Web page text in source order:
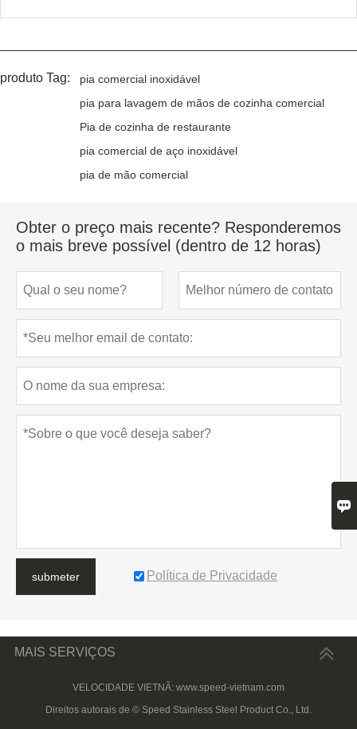
produto Tag:
pia comercial inoxidável
pia para lavagem de mãos de cozinha comercial
Pia de cozinha de restaurante
pia comercial de aço inoxidável
pia de mão comercial
Obter o preço mais recente? Responderemos
o mais breve possível (dentro de 12 horas)
submeter Política de Privacidade
MAIS SERVIÇOS
VELOCIDADE VIETNÃ: www.speed-vietnam.com
Direitos autorais de © Speed ​​Stainless Steel Product Co., Ltd.
